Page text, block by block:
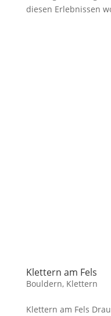
diesen Erlebnissen
Klettern am Fels
Bouldern, Klettern
Klettern am Fels